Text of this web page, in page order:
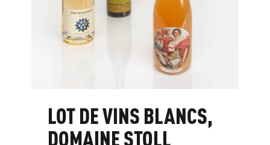
LOT DE VINS BLANCS,
DOMAINE STOLL